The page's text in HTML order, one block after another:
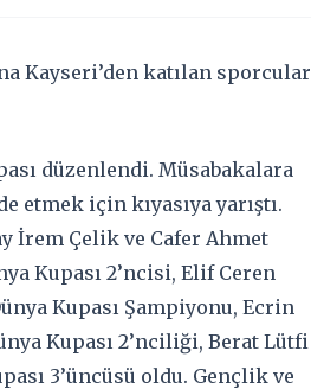
Kayseri’den katılan sporcular
düzenlendi. Müsabakalara
etmek için kıyasıya yarıştı.
İrem Çelik ve Cafer Ahmet
Kupası 2’ncisi, Elif Ceren
Kupası Şampiyonu, Ecrin
Kupası 2’nciliği, Berat Lütfi
3’üncüsü oldu. Gençlik ve